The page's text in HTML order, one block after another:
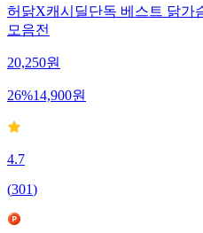
허닭X캐시딜단독 베스트 닭가
모음전
20,250원
26%14,900원
4.7
(301)